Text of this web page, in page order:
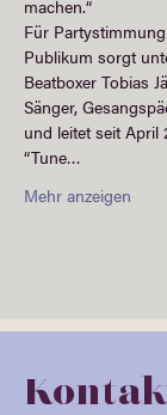
machen.“
Für
Publikum sorgt
Beatboxer Tobias
Sänger,
und leitet seit April
“Tune…
Mehr anzeigen